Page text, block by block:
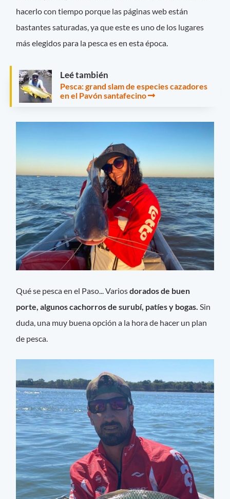
hacerlo con tiempo porque las páginas web están
bastantes saturadas, ya que este es uno de los lugares
más elegidos para la pesca es en esta época.
Leé también
Pesca: grand slam de especies cazadores
en el Pavón santafecino
Qué se pesca en el Paso... Variosdorados de buen
porte, algunos cachorros de surubí, patíes y bogas.Sin
duda, una muy buena opción a la hora de hacer un plan
de pesca.